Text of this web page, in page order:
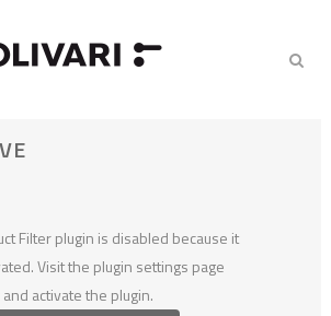
Filter plugin is disabled because it
Visit the plugin settings page
activate the plugin.